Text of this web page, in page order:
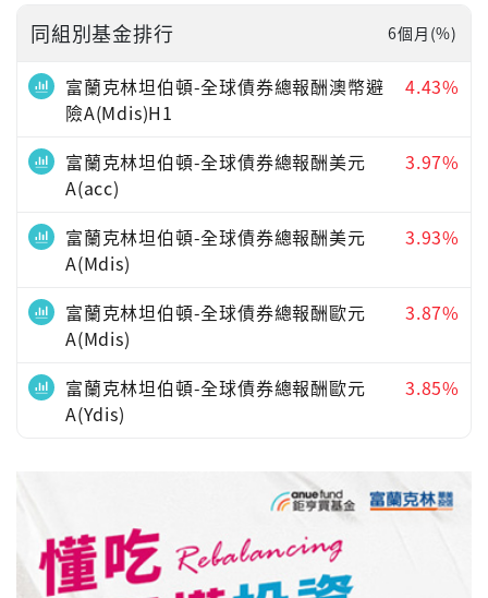
同組別基金排行 6個月(%)
富蘭克林坦伯頓-全球債券總報酬澳幣避
險A(Mdis)H1
4.43%
富蘭克林坦伯頓-全球債券總報酬美元
A(acc)
3.97%
富蘭克林坦伯頓-全球債券總報酬美元
A(Mdis)
3.93%
富蘭克林坦伯頓-全球債券總報酬歐元
A(Mdis)
3.87%
富蘭克林坦伯頓-全球債券總報酬歐元
A(Ydis)
3.85%